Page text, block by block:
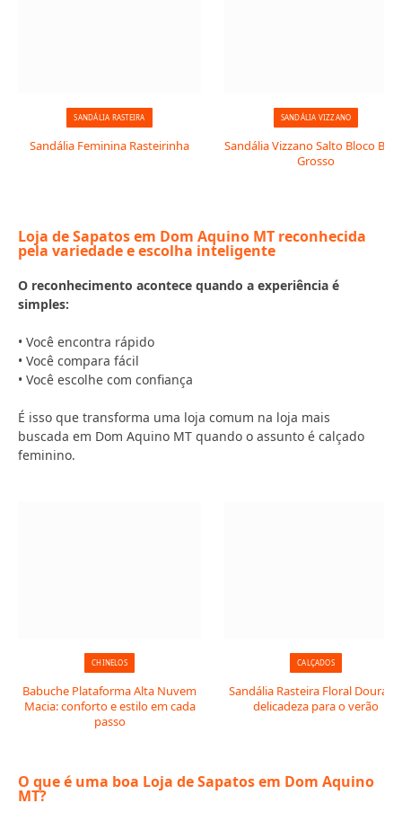
SANDÁLIA RASTEIRA
Sandália Feminina Rasteirinha
SANDÁLIA VIZZANO
Sandália Vizzano Salto Bloco
Grosso
Loja de Sapatos em Dom Aquino MT reconhecida
pela variedade e escolha inteligente
O reconhecimento acontece quando a experiência é
simples:
• Você encontra rápido
• Você compara fácil
• Você escolhe com confiança
É isso que transforma uma loja comum na loja mais
buscada em Dom Aquino MT quando o assunto é calçado
feminino.
CHINELOS
Babuche Plataforma Alta Nuvem
Macia: conforto e estilo em cada
passo
CALÇADOS
Sandália Rasteira Floral
delicadeza para o verão
O que é uma boa Loja de Sapatos em Dom Aquino
MT?